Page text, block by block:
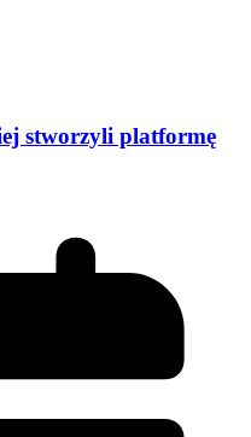
stworzyli platformę